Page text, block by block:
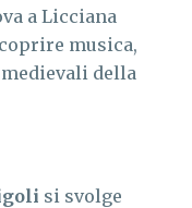
a Licciana
musica,
della
si svolge